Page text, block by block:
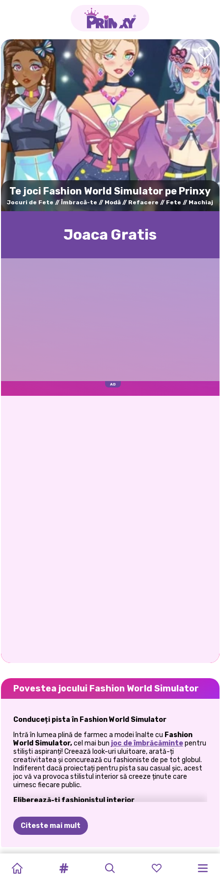
Te joci Fashion World Simulator pe Prinxy
Jocuri de Fete Îmbracă-te Modă Refacere Fete Machiaj
Joaca Gratis
Povestea jocului Fashion World Simulator
Conduceți pista în Fashion World Simulator
Intră în lumea plină de farmec a modei înalte cu Fashion
World Simulator,cel mai bun joc de îmbrăcămintepentru
stiliști aspiranți! Creează look-uri uluitoare, arată-ți
creativitatea și concurează cu fashioniste de pe tot globul.
Indiferent dacă proiectați pentru pista sau casual șic, acest
joc vă va provoca stilistul interior să creeze ținute care
uimesc fiecare public.
Eliberează-ți fashionistul interior
Îmbrăcați-vă pentru a impresiona
Alegeți dintr-o garderobă extinsă, plină cu rochii uimitoare,
la rochii pe covor roșu până la îmbrăcăminte stradală de zi cu
Citeste mai mult
CRĂCIUN
MODĂ
STELLAR
CRYPTO
GALS
GLAM
HOUSE
MODA
CURCUBEU
TENDINȚE
DOWNTOWN
DOODLE
PROVOCAREA
PRINCESS